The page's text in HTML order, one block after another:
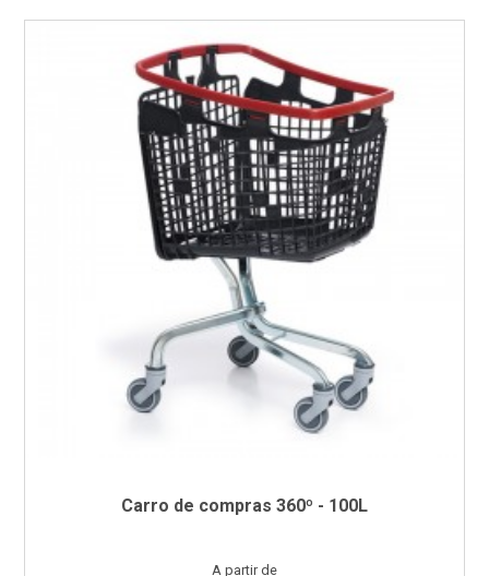
Carro de compras 360º - 100L
Preço
A partir de